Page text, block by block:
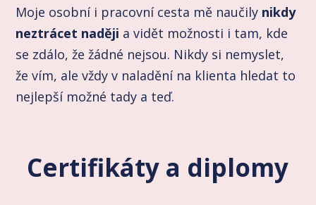
Moje osobní i pracovní cesta mě naučily nikdy
neztrácet naději a vidět možnosti i tam, kde
se zdálo, že žádné nejsou. Nikdy si nemyslet,
že vím, ale vždy v naladění na klienta hledat to
nejlepší možné tady a teď.
Certifikáty a diplomy